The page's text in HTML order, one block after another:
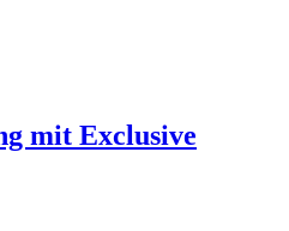
mit Exclusive